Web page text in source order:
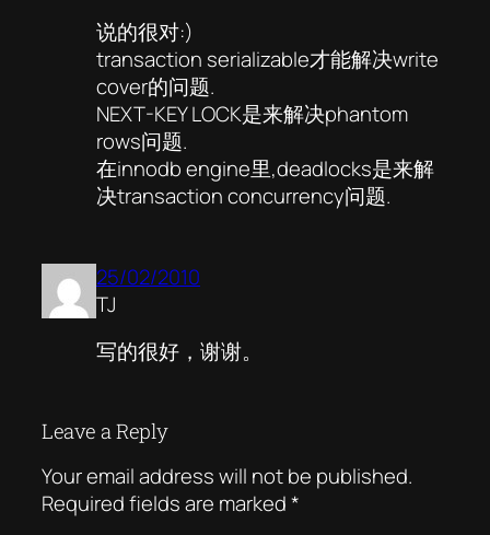
说的很对:)
transaction serializable才能解决write
cover的问题.
NEXT-KEY LOCK是来解决phantom
rows问题.
在innodb engine里,deadlocks是来解
决transaction concurrency问题.
25/02/2010
TJ
写的很好，谢谢。
Leave a Reply
Your email address will not be published.
Required fields are marked*